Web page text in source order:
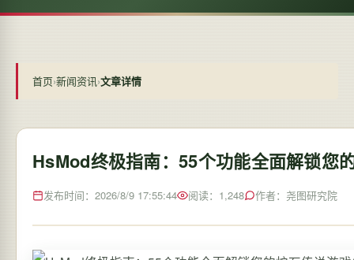
首页›新闻资讯›文章详情
HsMod终极指南：55个功能全面解锁您
发布时间：2026/8/9 17:55:44 阅读：1,248 作者：尧图研究院